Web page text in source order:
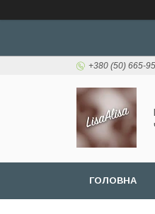
+380 (50) 665-
ГОЛОВНА